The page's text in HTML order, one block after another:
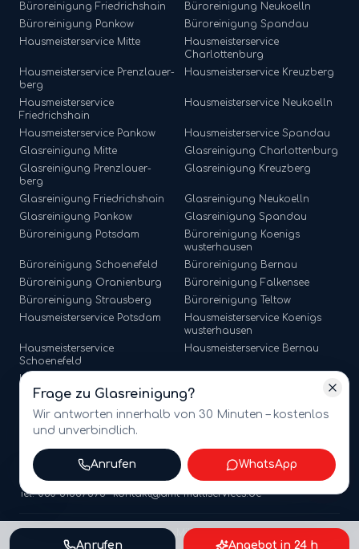
Büroreinigung Friedrichshain Büroreinigung Neukoelln
Büroreinigung Pankow Büroreinigung Spandau
Hausmeisterservice Mitte
Hausmeisterservice
Charlottenburg
Hausmeisterservice Prenzlauer-
berg
Hausmeisterservice Kreuzberg
Hausmeisterservice
Friedrichshain
Hausmeisterservice Neukoelln
Hausmeisterservice Pankow Hausmeisterservice Spandau
Glasreinigung Mitte Glasreinigung Charlottenburg
Glasreinigung Prenzlauer-
berg
Glasreinigung Kreuzberg
Glasreinigung Friedrichshain Glasreinigung Neukoelln
Glasreinigung Pankow Glasreinigung Spandau
Büroreinigung Potsdam Büroreinigung Koenigs
wusterhausen
Büroreinigung Schoenefeld Büroreinigung Bernau
Büroreinigung Oranienburg Büroreinigung Falkensee
Büroreinigung Strausberg Büroreinigung
Teltow
Hausmeisterservice Potsdam Hausmeisterservice Koenigs
wusterhausen
Hausmeisterservice
Schoenefeld
Hausmeisterservice Bernau
Hausmeisterservice
Oranienburg
Hausmeisterservice Strausberg Hausmeisterservice Teltow
2026
amt multiservices GmbH · Märkische Straße 65, 15806
Zossen · USt-ID: DE341721368
Tel. 030 81867596 · kontakt@amt-multiservices.de
Webdesign by Mihajlo Systems
Anrufen Angebot in 24 h
Frage zu Glasreinigung?
Wir antworten innerhalb von 30 Minuten – kostenlos
und unverbindlich.
Anrufen WhatsApp